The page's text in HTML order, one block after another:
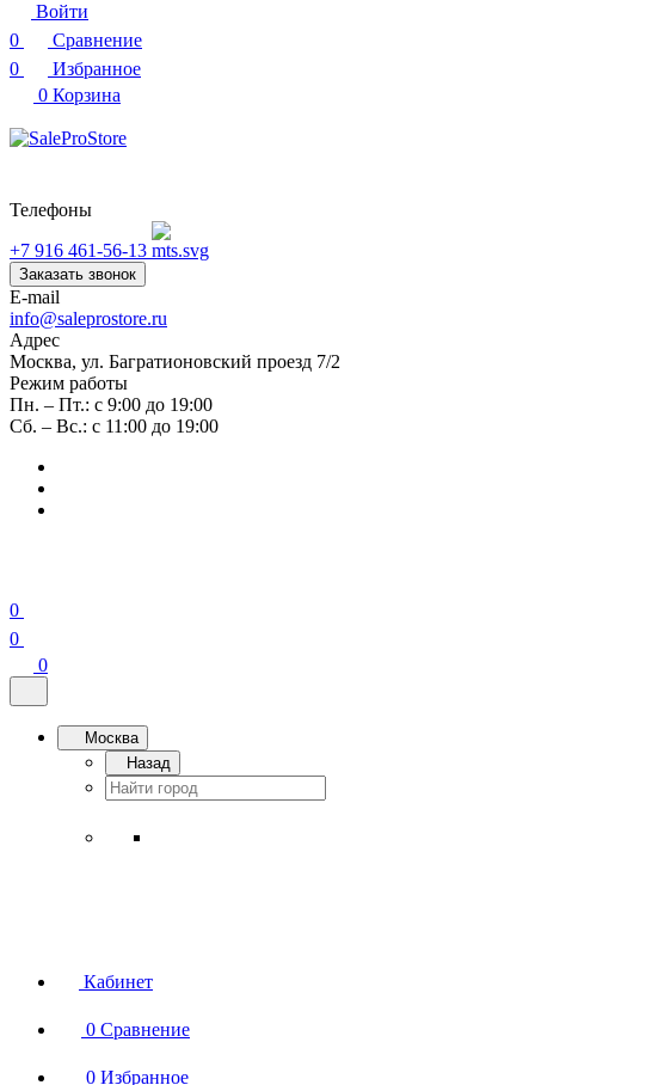
Войти
0
Сравнение
0
Избранное
0 Корзина
Телефоны
+7 916 461-56-13
Заказать звонок
E-mail
info@saleprostore.ru
Адрес
Москва, ул. Багратионовский проезд 7/2
Режим работы
Пн. – Пт.: с 9:00 до 19:00
Сб. – Вс.: с 11:00 до 19:00
0
0
0
Москва
Назад
Кабинет
0 Сравнение
0 Избранное